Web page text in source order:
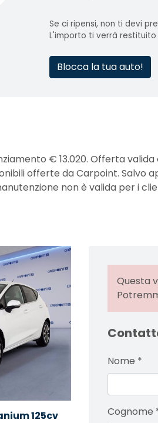
Se ci ripensi, non ti devi
L'importo ti verrà
Blocca la tua auto!
€ 13.020. Offerta
offerte da Carpoint. Salvo
non è valida per i
125cv
Questa
Nome *
Cognome